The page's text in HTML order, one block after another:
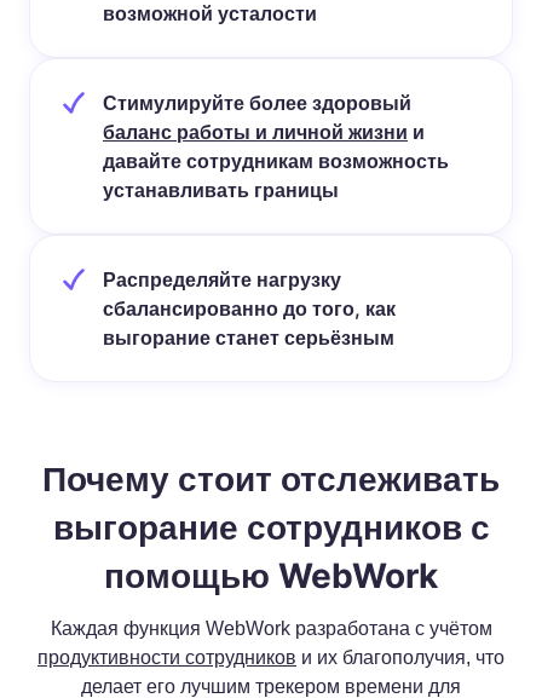
возможной усталости
Стимулируйте более здоровый
баланс работы и личной жизни и
давайте сотрудникам возможность
устанавливать границы
Распределяйте нагрузку
сбалансированно до того, как
выгорание станет серьёзным
Почему стоит отслеживать
выгорание сотрудников с
помощью WebWork
Каждая функция WebWork разработана с учётом
продуктивности сотрудников и их благополучия, что
делает его лучшим трекером времени для